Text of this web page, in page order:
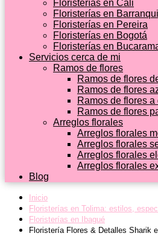
Floristerías en Cali
Floristerías en
Floristerías en Pereira
Floristerías en Bogotá
Floristerías en
Servicios cerca de mi
Ramos de flores
Ramos de flores
Ramos de flores
Ramos de flores
Ramos de flores
Arreglos florales
Arreglos florales
Arreglos florales
Arreglos florales
Arreglos florales
Blog
Inicio
Floristerías en Tolima: estilos,
Floristerías en Ibagué
Floristería Flores & Detalles Sharik